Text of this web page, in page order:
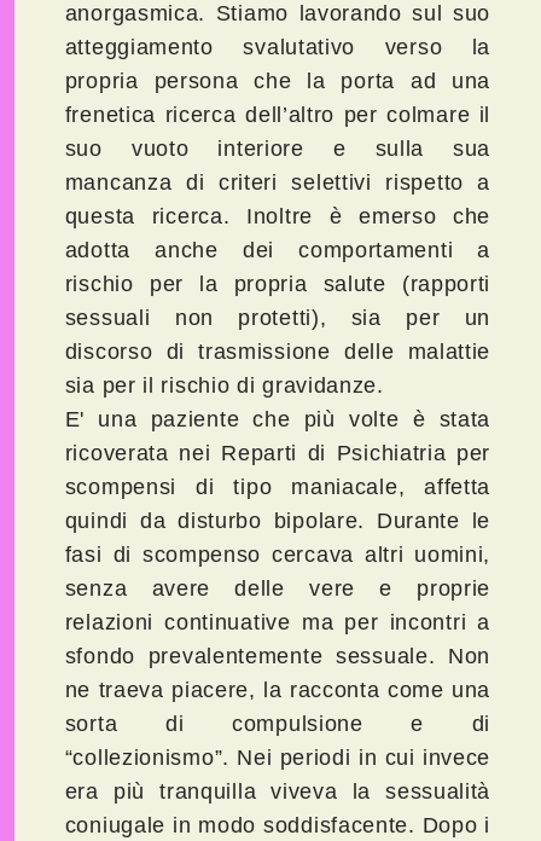
anorgasmica. Stiamo lavorando sul suo
atteggiamento svalutativo verso la
propria persona che la porta ad una
frenetica ricerca dell’altro per colmare il
suo vuoto interiore e sulla sua
mancanza di criteri selettivi rispetto a
questa ricerca. Inoltre è emerso che
adotta anche dei comportamenti a
rischio per la propria salute (rapporti
sessuali non protetti), sia per un
discorso di trasmissione delle malattie
sia per il rischio di gravidanze.
E' una paziente che più volte è stata
ricoverata nei Reparti di Psichiatria per
scompensi di tipo maniacale, affetta
quindi da disturbo bipolare. Durante le
fasi di scompenso cercava altri uomini,
senza avere delle vere e proprie
relazioni continuative ma per incontri a
sfondo prevalentemente sessuale. Non
ne traeva piacere, la racconta come una
sorta di compulsione e di
“collezionismo”. Nei periodi in cui invece
era più tranquilla viveva la sessualità
coniugale in modo soddisfacente. Dopo i